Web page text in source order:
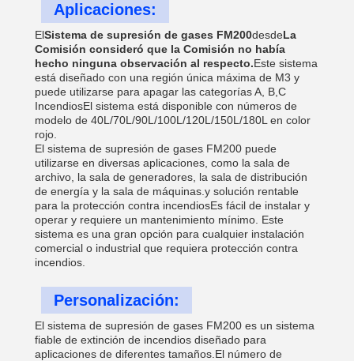
Aplicaciones:
ElSistema de supresión de gases FM200desdeLa
Comisión consideró que la Comisión no había
hecho ninguna observación al respecto.Este sistema
está diseñado con una región única máxima de M3 y
puede utilizarse para apagar las categorías A, B,C
IncendiosEl sistema está disponible con números de
modelo de 40L/70L/90L/100L/120L/150L/180L en color
rojo.
El sistema de supresión de gases FM200 puede
utilizarse en diversas aplicaciones, como la sala de
archivo, la sala de generadores, la sala de distribución
de energía y la sala de máquinas.y solución rentable
para la protección contra incendiosEs fácil de instalar y
operar y requiere un mantenimiento mínimo. Este
sistema es una gran opción para cualquier instalación
comercial o industrial que requiera protección contra
incendios.
Personalización:
El sistema de supresión de gases FM200 es un sistema
fiable de extinción de incendios diseñado para
aplicaciones de diferentes tamaños.El número de